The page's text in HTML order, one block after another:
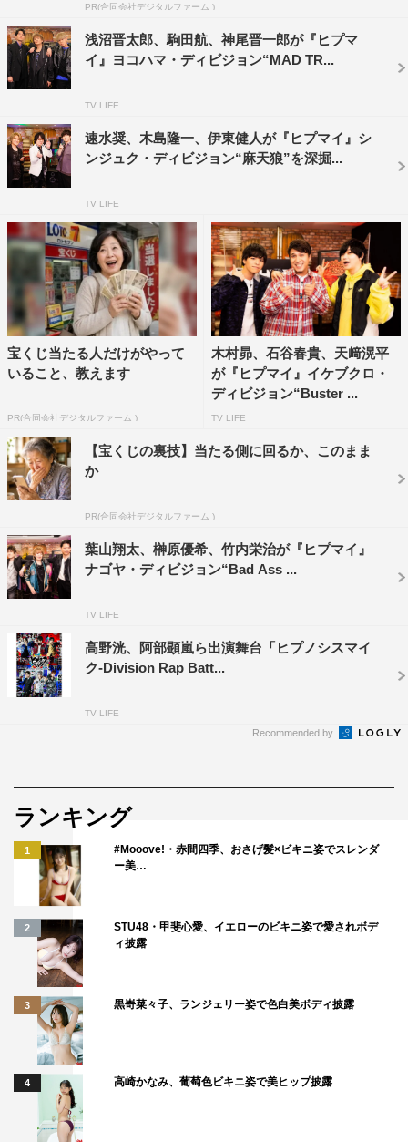
『ヒプノシスマイク Division Study Guide』【#1】
ABEMA SPECIAL
2021年7月2日（金）後9・00〜（全6回）
番組URL：https://abema.tv/channels/abema-
special/slots/AUkGaMKcVX7cv3
「ヒプノシスアベマ」公式Twitter：
https://twitter.com/HYPNOSIS_ABEMA
「ヒプノシスアベマ」公式HP：
https://hypnosismic.abema.tv/
©AbemaTV, Inc.
©King Record Co., Ltd. All rights reserved.
©『ヒプノシスマイク-Division Rap Battle-』Rule the
Stage製作委員会
白井悠介 神尾晋一郎 速水奨
PR(合同会社デジタルファーム )
浅沼晋太郎、駒田航、神尾晋一郎が『ヒプマ
イ』ヨコハマ・ディビジョン“MAD TR...
TV LIFE
速水奨、木島隆一、伊東健人が『ヒプマイ』シ
ンジュク・ディビジョン“麻天狼”を深掘...
TV LIFE
宝くじ当たる人だけがやって
いること、教えます
PR(合同会社デジタルファーム )
木村昴、石谷春貴、天﨑滉平
が『ヒプマイ』イケブクロ・
ディビジョン“Buster ...
TV LIFE
【宝くじの裏技】当たる側に回るか、このまま
か
PR(合同会社デジタルファーム )
葉山翔太、榊原優希、竹内栄治が『ヒプマイ』
ナゴヤ・ディビジョン“Bad Ass ...
TV LIFE
高野洸、阿部顕嵐ら出演舞台「ヒプノシスマイ
ク-Division Rap Batt...
TV LIFE
Recommended by
ランキング
1
#Mooove!・赤間四季、おさげ髪×ビキニ姿でスレンダ
ー美…
2
STU48・甲斐心愛、イエローのビキニ姿で愛されボデ
ィ披露
3 黒嵜菜々子、ランジェリー姿で色白美ボディ披露
4 高崎かなみ、葡萄色ビキニ姿で美ヒップ披露